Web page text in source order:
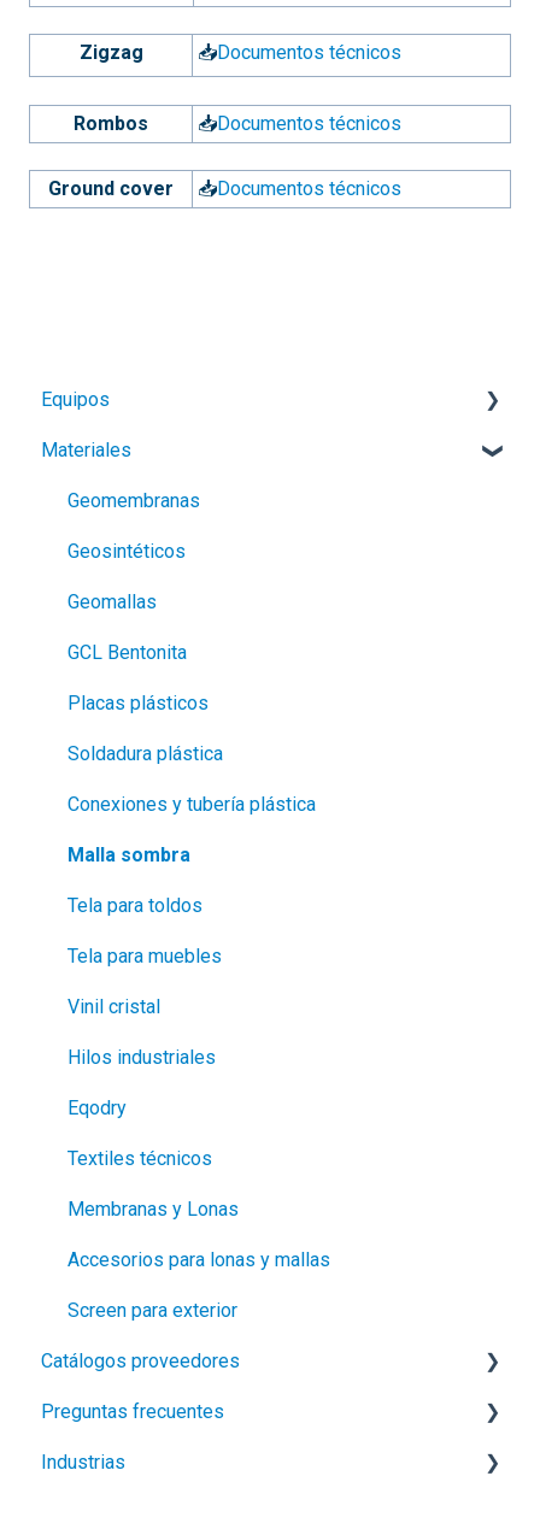
Zigzag 📥Documentos técnicos
Rombos 📥Documentos técnicos
Ground cover 📥Documentos técnicos
Equipos
Pistolas de calor
Soldadoras automáticas
Extrusoras
Soldadura láser
Calentadores y soplantes
Electrofusión
Termofusión de tubería
Termofusión de placas
Cortadoras automatizadas
Generadores
Pruebas de hermeticidad
Materiales
Geomembranas
Geosintéticos
Geomallas
GCL Bentonita
Placas plásticos
Soldadura plástica
Conexiones y tubería plástica
Malla sombra
Tela para toldos
Tela para muebles
Vinil cristal
Hilos industriales
Eqodry
Textiles técnicos
Membranas y Lonas
Accesorios para lonas y mallas
Screen para exterior
Catálogos proveedores
LEISTER
SATTLER
Preguntas frecuentes
Logísticos
Industrias